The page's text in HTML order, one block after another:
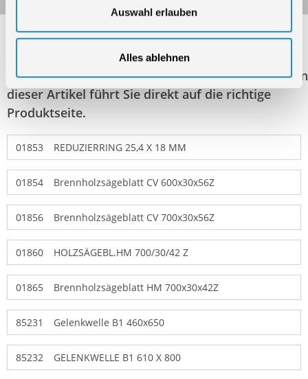
Auswahl erlauben
Alles ablehnen
Folgende Artikel sind nicht mehr in unserem
Sortiment! Diese Artikel werden weiterhin zur
Ersatzteilbestellung aufgeführt. Der Klick auf einen
dieser Artikel führt Sie direkt auf die richtige
Produktseite.
01853 REDUZIERRING 25,4 X 18 MM
01854 Brennholzsägeblatt CV 600x30x56Z
01856 Brennholzsägeblatt CV 700x30x56Z
01860 HOLZSÄGEBL.HM 700/30/42 Z
01865 Brennholzsägeblatt HM 700x30x42Z
85231 Gelenkwelle B1 460x650
85232 GELENKWELLE B1 610 X 800